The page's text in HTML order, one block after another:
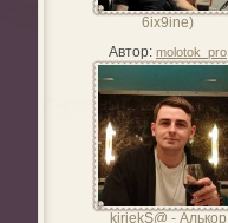
6ix9ine)
Автор: molotok_pro
kiriekS@ - Алькор